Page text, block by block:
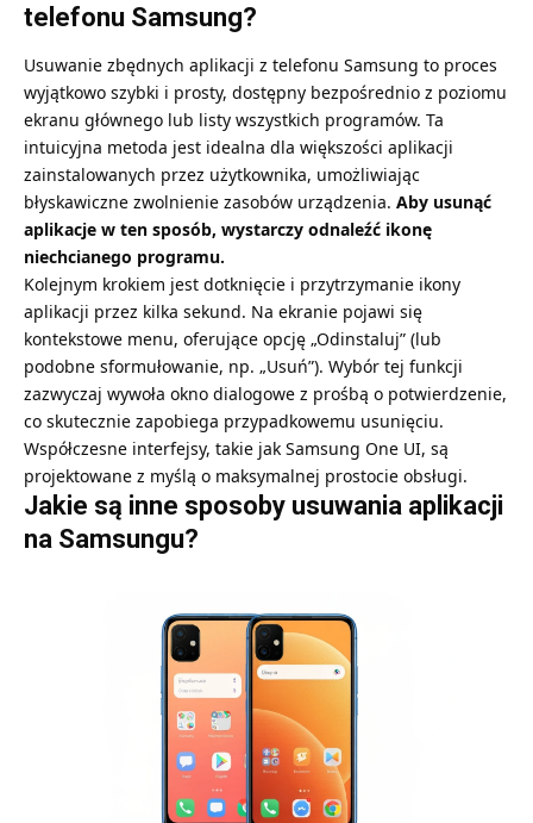
telefonu Samsung?
Usuwanie zbędnych aplikacji z telefonu Samsung to proces
wyjątkowo szybki i prosty, dostępny bezpośrednio z poziomu
ekranu głównego lub listy wszystkich programów. Ta
intuicyjna metoda jest idealna dla większości aplikacji
zainstalowanych przez użytkownika, umożliwiając
błyskawiczne zwolnienie zasobów urządzenia. Aby usunąć
aplikacje w ten sposób, wystarczy odnaleźć ikonę
niechcianego programu.
Kolejnym krokiem jest dotknięcie i przytrzymanie ikony
aplikacji przez kilka sekund. Na ekranie pojawi się
kontekstowe menu, oferujące opcję „Odinstaluj” (lub
podobne sformułowanie, np. „Usuń”). Wybór tej funkcji
zazwyczaj wywoła okno dialogowe z prośbą o potwierdzenie,
co skutecznie zapobiega przypadkowemu usunięciu.
Współczesne interfejsy, takie jak Samsung One UI, są
projektowane z myślą o maksymalnej prostocie obsługi.
Jakie są inne sposoby usuwania aplikacji
na Samsungu?